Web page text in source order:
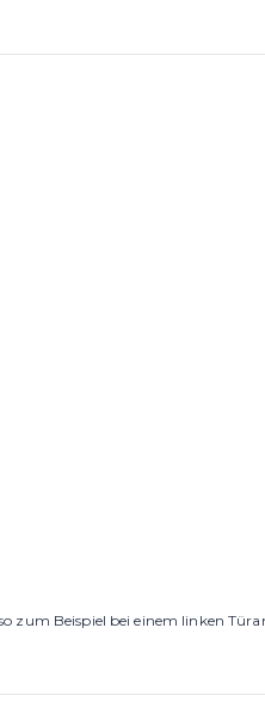
zum Beispiel bei einem linken